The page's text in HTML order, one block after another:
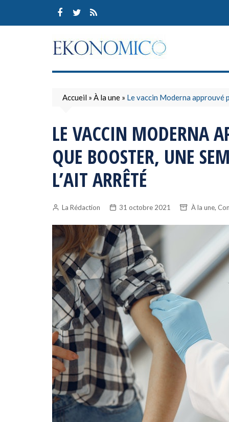
content
Accueil » À la une » Le vaccin Moderna approuvé
LE VACCIN MODERNA
QUE BOOSTER, UNE
L’AIT ARRÊTÉ
La Rédaction 31 octobre 2021 À la une,